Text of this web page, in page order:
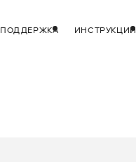
ПОДДЕРЖКА ИНСТРУКЦИИ